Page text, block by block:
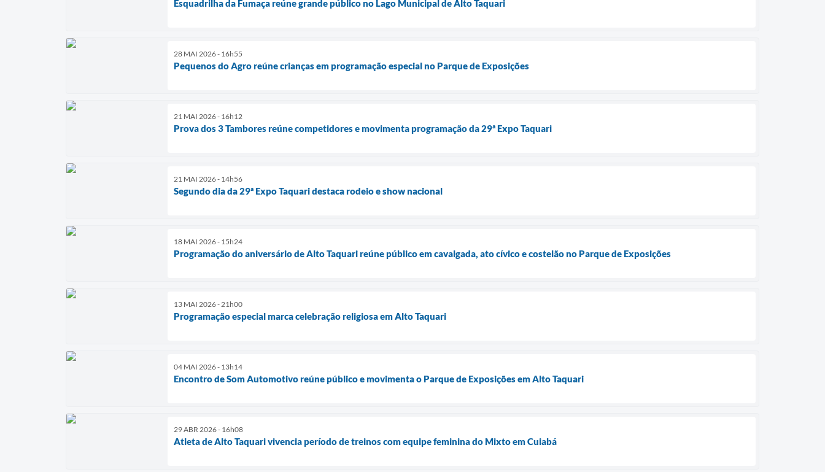
Esquadrilha da Fumaça reúne grande público no Lago Municipal de Alto Taquari
28 MAI 2026 - 16h55
Pequenos do Agro reúne crianças em programação especial no Parque de Exposições
21 MAI 2026 - 16h12
Prova dos 3 Tambores reúne competidores e movimenta programação da 29ª Expo Taquari
21 MAI 2026 - 14h56
Segundo dia da 29ª Expo Taquari destaca rodeio e show nacional
18 MAI 2026 - 15h24
Programação do aniversário de Alto Taquari reúne público em cavalgada, ato cívico e costelão no Parque de Exposições
13 MAI 2026 - 21h00
Programação especial marca celebração religiosa em Alto Taquari
04 MAI 2026 - 13h14
Encontro de Som Automotivo reúne público e movimenta o Parque de Exposições em Alto Taquari
29 ABR 2026 - 16h08
Atleta de Alto Taquari vivencia período de treinos com equipe feminina do Mixto em Cuiabá